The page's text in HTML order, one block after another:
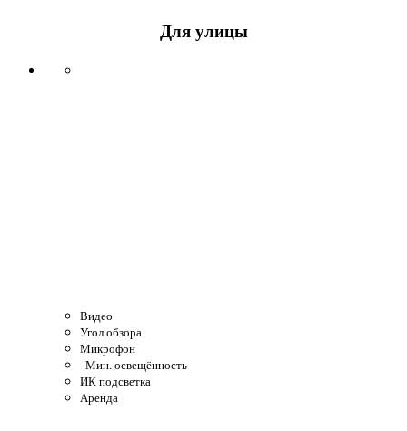
Для улицы
Видео
Угол обзора
Микрофон
Мин. освещённость
ИК подсветка
Аренда